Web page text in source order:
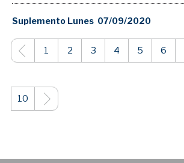
Suplemento Lunes 07/09/2020
1 2 3 4 5 6
10